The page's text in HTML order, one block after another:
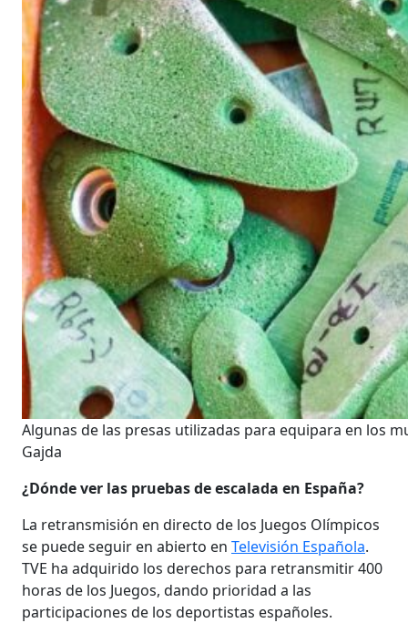
Algunas de las presas utilizadas para equipara en los
Gajda
¿Dónde ver las pruebas de escalada en España?
La retransmisión en directo de los Juegos Olímpicos
se puede seguir en abierto en Televisión Española.
TVE ha adquirido los derechos para retransmitir 400
horas de los Juegos, dando prioridad a las
participaciones de los deportistas españoles.